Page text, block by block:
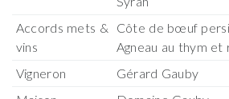
Accords mets &
vins
Côte de bœuf
Agneau au thym et
Vigneron
Gérard Gauby